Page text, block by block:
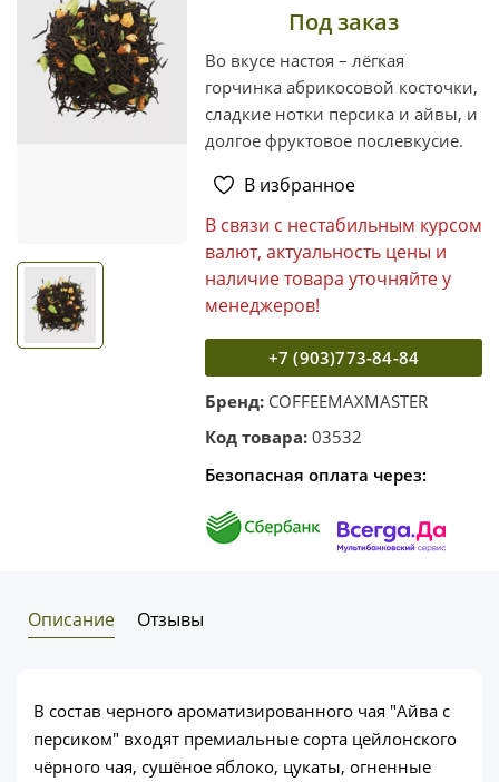
Под заказ
Во вкусе настоя – лёгкая
горчинка абрикосовой косточки,
сладкие нотки персика и айвы, и
долгое фруктовое послевкусие.
В избранное
В связи с нестабильным курсом
валют, актуальность цены и
наличие товара уточняйте у
менеджеров!
+7 (903)773-84-84
Бренд: COFFEEMAXMASTER
Код товара: 03532
Безопасная оплата через:
Описание Отзывы
В состав черного ароматизированного чая "Айва с
персиком" входят премиальные сорта цейлонского
чёрного чая, сушёное яблоко, цукаты, огненные